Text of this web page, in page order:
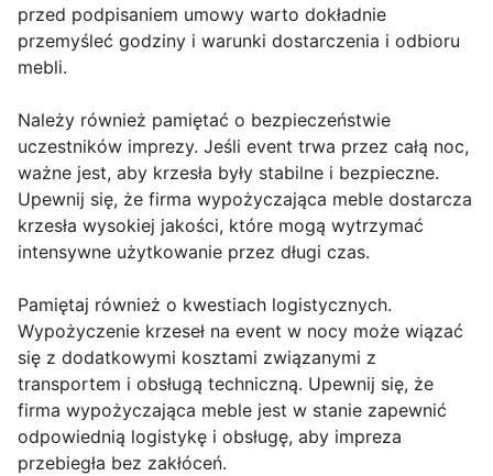
przed podpisaniem umowy warto dokładnie
przemyśleć godziny i warunki dostarczenia i odbioru
mebli.
Należy również pamiętać o bezpieczeństwie
uczestników imprezy. Jeśli event trwa przez całą noc,
ważne jest, aby krzesła były stabilne i bezpieczne.
Upewnij się, że firma wypożyczająca meble dostarcza
krzesła wysokiej jakości, które mogą wytrzymać
intensywne użytkowanie przez długi czas.
Pamiętaj również o kwestiach logistycznych.
Wypożyczenie krzeseł na event w nocy może wiązać
się z dodatkowymi kosztami związanymi z
transportem i obsługą techniczną. Upewnij się, że
firma wypożyczająca meble jest w stanie zapewnić
odpowiednią logistykę i obsługę, aby impreza
przebiegła bez zakłóceń.